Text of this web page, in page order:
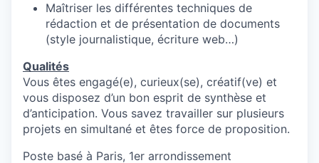
Maîtriser les différentes techniques de
rédaction et de présentation de documents
(style journalistique, écriture web…)
Qualités
Vous êtes engagé(e), curieux(se), créatif(ve) et
vous disposez d’un bon esprit de synthèse et
d’anticipation. Vous savez travailler sur plusieurs
projets en simultané et êtes force de proposition.
Poste basé à Paris, 1er arrondissement